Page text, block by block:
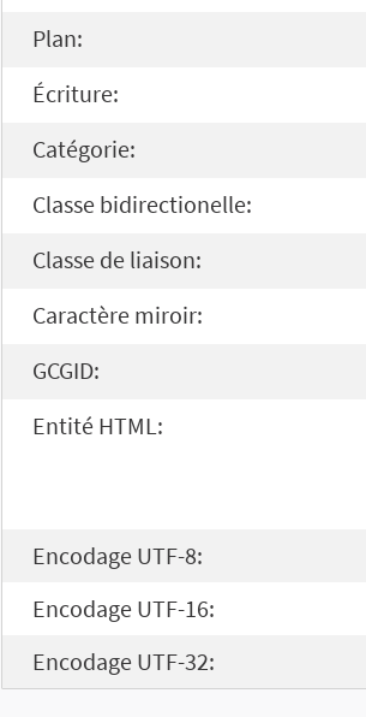
Plan:
Écriture:
Catégorie:
Classe bidirectionelle:
Classe de liaison:
Caractère miroir:
GCGID:
Entité HTML:
Encodage UTF-8:
Encodage UTF-16:
Encodage UTF-32: